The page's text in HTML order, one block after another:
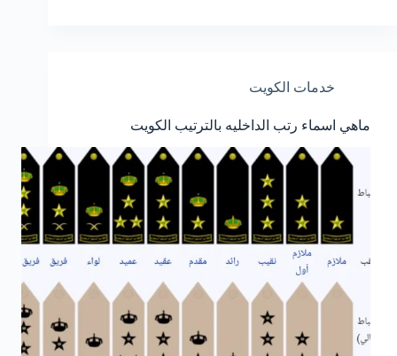
خدمات الكويت
ماهي اسماء رتب الداخليه بالترتيب الكويت